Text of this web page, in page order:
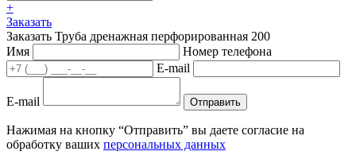
+
Заказать
Заказать Труба дренажная перфорированная 200
Имя
Номер телефона
E-mail
E-mail Отправить
Нажимая на кнопку “Отправить” вы даете согласие на
обработку ваших персональных данных